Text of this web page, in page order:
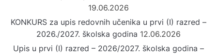
19.06.2026
KONKURS za upis redovnih učenika u prvi (I) razred –
2026./2027. školska godina 12.06.2026
Upis u prvi (I) razred – 2026/2027. školska godina –